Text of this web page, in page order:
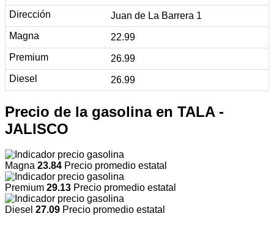
Juan de La Barrera 1
22.99
26.99
26.99
Precio de la gasolina en TALA -
JALISCO
Magna 23.84 Precio promedio estatal
Premium 29.13 Precio promedio estatal
Diesel 27.09 Precio promedio estatal